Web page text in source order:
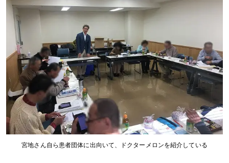
宮地さん自ら患者団体に出向いて、ドクターメロンを紹介している